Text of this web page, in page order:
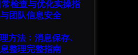
检查与优化实操指
团队信息安全
方法：消息保存、
整理完整指南